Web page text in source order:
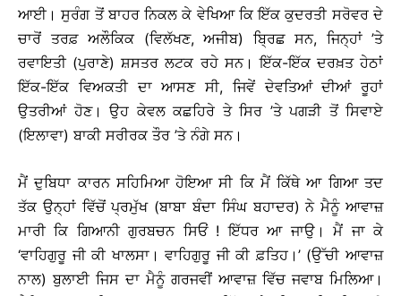
ਆਈ। ਸੁਰੰਗ ਤੋਂ ਬਾਹਰ ਨਿਕਲ ਕੇ ਵੇਖਿਆ ਕਿ ਇੱਕ ਕੁਦਰਤੀ ਸਰੋਵਰ ਦੇ
ਚਾਰੋਂ ਤਰਫ਼ ਅਲੌਕਿਕ (ਵਿਲੱਖਣ, ਅਜੀਬ) ਬ੍ਰਿਛ ਸਨ, ਜਿਨ੍ਹਾਂ ’ਤੇ
ਰਵਾਇਤੀ (ਪੁਰਾਣੇ) ਸ਼ਸਤਰ ਲਟਕ ਰਹੇ ਸਨ। ਇੱਕ-ਇੱਕ ਦਰਖ਼ਤ ਹੇਠਾਂ
ਇੱਕ-ਇੱਕ ਵਿਅਕਤੀ ਦਾ ਆਸਣ ਸੀ, ਜਿਵੇਂ ਦੇਵਤਿਆਂ ਦੀਆਂ ਰੂਹਾਂ
ਉਤਰੀਆਂ ਹੋਣ। ਉਹ ਕੇਵਲ ਕਛਹਿਰੇ ਤੇ ਸਿਰ ’ਤੇ ਪਗੜੀ ਤੋਂ ਸਿਵਾਏ
(ਇਲਾਵਾ) ਬਾਕੀ ਸਰੀਰਕ ਤੌਰ ’ਤੇ ਨੰਗੇ ਸਨ।
ਮੈਂ ਦੁਬਿਧਾ ਕਾਰਨ ਸਹਿਮਿਆ ਹੋਇਆ ਸੀ ਕਿ ਮੈਂ ਕਿੱਥੇ ਆ ਗਿਆ ਤਦ
ਤੱਕ ਉਨ੍ਹਾਂ ਵਿੱਚੋਂ ਪ੍ਰਮੁੱਖ (ਬਾਬਾ ਬੰਦਾ ਸਿੰਘ ਬਹਾਦਰ) ਨੇ ਮੈਨੂੰ ਆਵਾਜ਼
ਮਾਰੀ ਕਿ ਗਿਆਨੀ ਗੁਰਬਚਨ ਸਿਓਂ ! ਇੱਧਰ ਆ ਜਾਉ। ਮੈਂ ਜਾ ਕੇ
‘ਵਾਹਿਗੁਰੂ ਜੀ ਕੀ ਖਾਲਸਾ। ਵਾਹਿਗੁਰੂ ਜੀ ਕੀ ਫ਼ਤਿਹ।’ (ਉੱਚੀ ਆਵਾਜ਼
ਨਾਲ) ਬੁਲਾਈ ਜਿਸ ਦਾ ਮੈਨੂੰ ਗਰਜਵੀਂ ਆਵਾਜ਼ ਵਿੱਚ ਜਵਾਬ ਮਿਲਿਆ।